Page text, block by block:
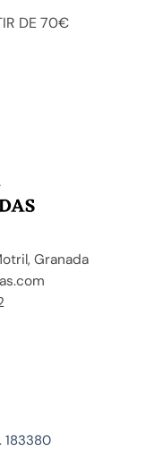
DE 70€
Granada
183380